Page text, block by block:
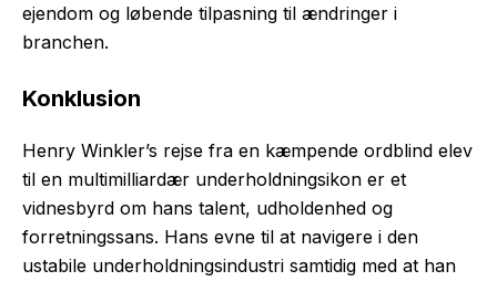
ejendom og løbende tilpasning til ændringer i
branchen.
Konklusion
Henry Winkler’s rejse fra en kæmpende ordblind elev
til en multimilliardær underholdningsikon er et
vidnesbyrd om hans talent, udholdenhed og
forretningssans. Hans evne til at navigere i den
ustabile underholdningsindustri samtidig med at han